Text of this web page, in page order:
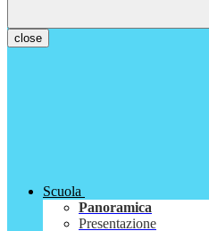
close
Scuola
Panoramica
Presentazione